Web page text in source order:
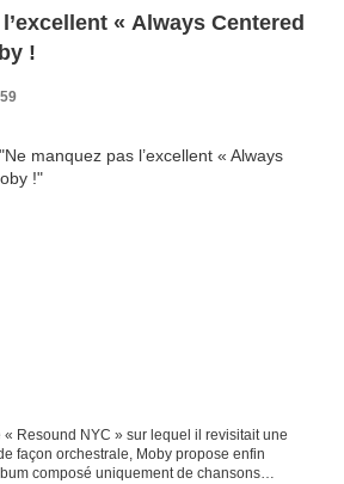
« Always Centered
!
Resound NYC » sur lequel il revisitait une
façon orchestrale, Moby propose enfin
composé uniquement de chansons